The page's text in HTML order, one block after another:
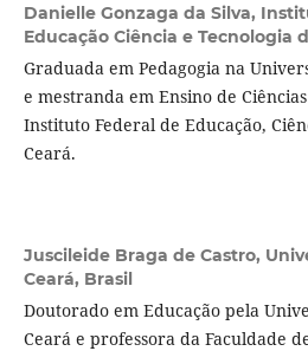
Danielle Gonzaga da Silva,
Educação Ciência e Tecnologia
Graduada em Pedagogia na
e mestranda em Ensino de
Instituto Federal de Educação,
Ceará.
Juscileide Braga de Castro,
Ceará, Brasil
Doutorado em Educação pela
Ceará e professora da Faculdade